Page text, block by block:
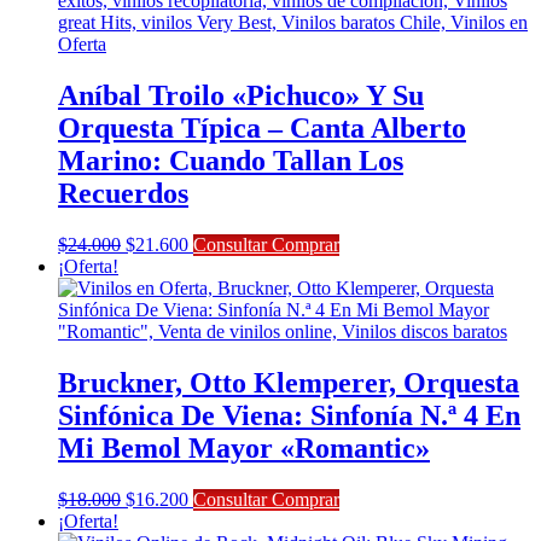
Aníbal Troilo «Pichuco» Y Su
Orquesta Típica – Canta Alberto
Marino: Cuando Tallan Los
Recuerdos
$24.000 El
original
era:
$24.000.
$21.600El
actual
es:
$21.600.
Consultar Comprar
¡Oferta!
Bruckner, Otto Klemperer, Orquesta
Sinfónica De Viena: Sinfonía N.ª 4 En
Mi Bemol Mayor «Romantic»
$18.000 El
$16.200ElConsultar Comprar
¡Oferta!